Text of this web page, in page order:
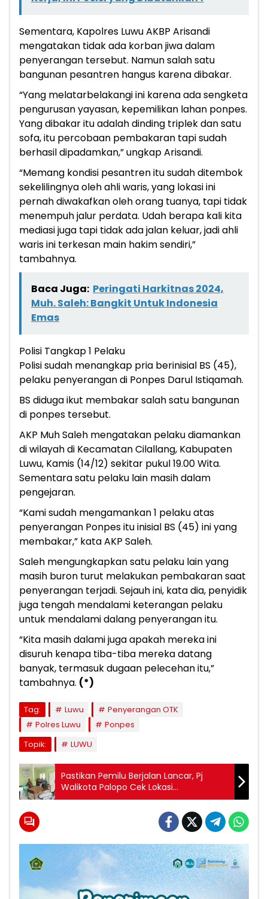
Sementara, Kapolres Luwu AKBP Arisandi
mengatakan tidak ada korban jiwa dalam
penyerangan tersebut. Namun salah satu
bangunan pesantren hangus karena dibakar.
“Yang melatarbelakangi ini karena ada sengketa
pengurusan yayasan, kepemilikan lahan ponpes.
Yang dibakar itu adalah dinding triplek dan satu
sofa, itu percobaan pembakaran tapi sudah
berhasil dipadamkan,” ungkap Arisandi.
“Memang kondisi pesantren itu sudah ditembok
sekelilingnya oleh ahli waris, yang lokasi ini
pernah diwakafkan oleh orang tuanya, tapi tidak
menempuh jalur perdata. Udah berapa kali kita
mediasi juga tapi tidak ada jalan keluar, jadi ahli
waris ini terkesan main hakim sendiri,”
tambahnya.
Baca Juga: Peringati Harkitnas 2024,
Muh. Saleh: Bangkit Untuk Indonesia
Emas
Polisi Tangkap 1 Pelaku
Polisi sudah menangkap pria berinisial BS (45),
pelaku penyerangan di Ponpes Darul Istiqamah.
BS diduga ikut membakar salah satu bangunan
di ponpes tersebut.
AKP Muh Saleh mengatakan pelaku diamankan
di wilayah di Kecamatan Cilallang, Kabupaten
Luwu, Kamis (14/12) sekitar pukul 19.00 Wita.
Sementara satu pelaku lain masih dalam
pengejaran.
“Kami sudah mengamankan 1 pelaku atas
penyerangan Ponpes itu inisial BS (45) ini yang
membakar,” kata AKP Saleh.
Saleh mengungkapkan satu pelaku lain yang
masih buron turut melakukan pembakaran saat
penyerangan terjadi. Sejauh ini, kata dia, penyidik
juga tengah mendalami keterangan pelaku
untuk mendalami dalang penyerangan itu.
“Kita masih dalami juga apakah mereka ini
disuruh kenapa tiba-tiba mereka datang
banyak, termasuk dugaan pelecehan itu,”
tambahnya. (*)
Tag: Luwu
Penyerangan OTK
Polres Luwu
Ponpes
Topik:
LUWU
Pastikan Pemilu Berjalan Lancar, Pj
Walikota Palopo Cek Lokasi
Penyimpanan Kotak Suara